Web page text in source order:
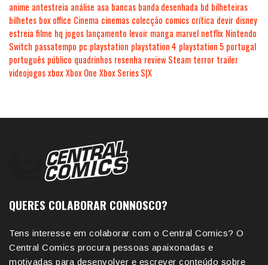
anime antestreia análise asa bancas banda desenhada bd bilheteiras
bilhetes box office Cinema cinemas colecção comics crítica devir disney
estreia filme hq jogos lançamento levoir manga marvel netflix Nintendo
Switch passatempo pc playstation playstation 4 playstation 5 portugal
português público quadrinhos resenha review Steam terror trailer
videojogosxboxXbox One Xbox Series S|X
QUERES COLABORAR CONNOSCO?
Tens interesse em colaborar com o Central Comics? O
Central Comics procura pessoas apaixonadas e
motivadas para desenvolver e escrever conteúdo sobre